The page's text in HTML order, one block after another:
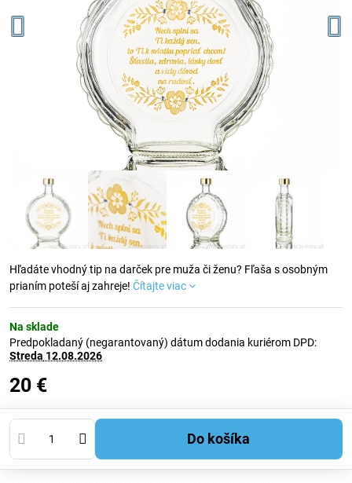
Hľadáte vhodný tip na darček pre muža či ženu? Fľaša s osobným
prianím poteší aj zahreje! Čítajte viac
Na sklade
Predpokladaný (negarantovaný) dátum dodania kuriérom DPD:
Streda 12.08.2026
20 €
Do košíka